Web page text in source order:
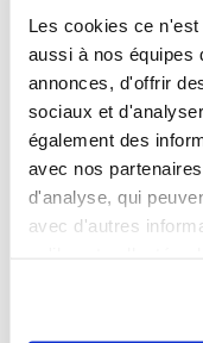
Un chemin
réussites